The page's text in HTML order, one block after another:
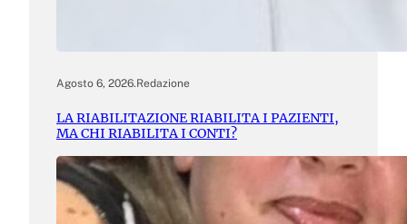
Agosto 6, 2026.Redazione
LA RIABILITAZIONE RIABILITA I PAZIENTI,
MA CHI RIABILITA I CONTI?